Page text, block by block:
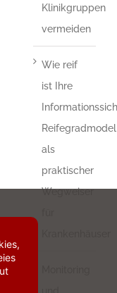
Klinikgruppen
vermeiden
Wie reif
ist Ihre
als
praktischer
Wegweiser